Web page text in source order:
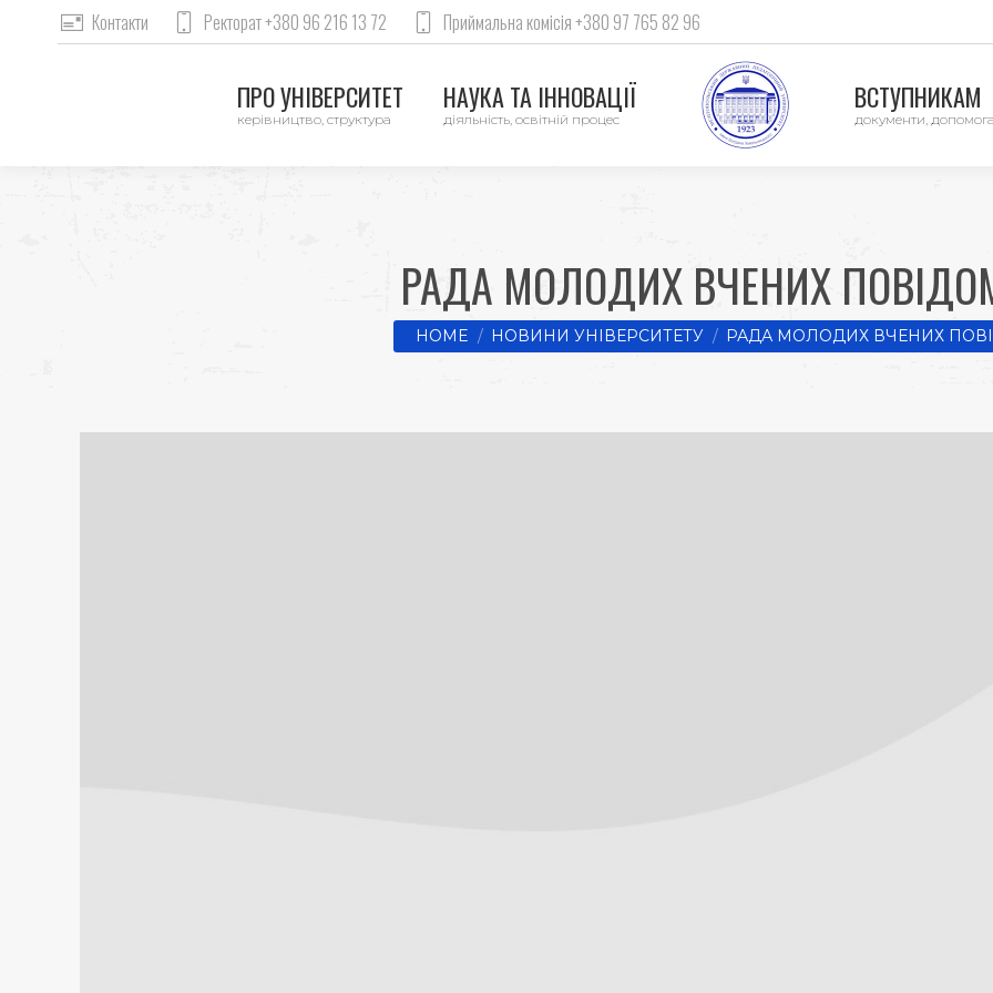
Контакти Ректорат +380 96 216 13 72 Приймальна комісія +380 97 765 82 96
ПРО УНІВЕРСИТЕТ
керівництво, структура
НАУКА ТА ІННОВАЦІЇ
діяльність, освітній процес
ВСТУПНИКАМ
документи,
РАДА МОЛОДИХ ВЧЕНИХ
You are here:
HOME НОВИНИ УНІВЕРСИТЕТУ РАДА МОЛОДИХ ВЧЕНИХ